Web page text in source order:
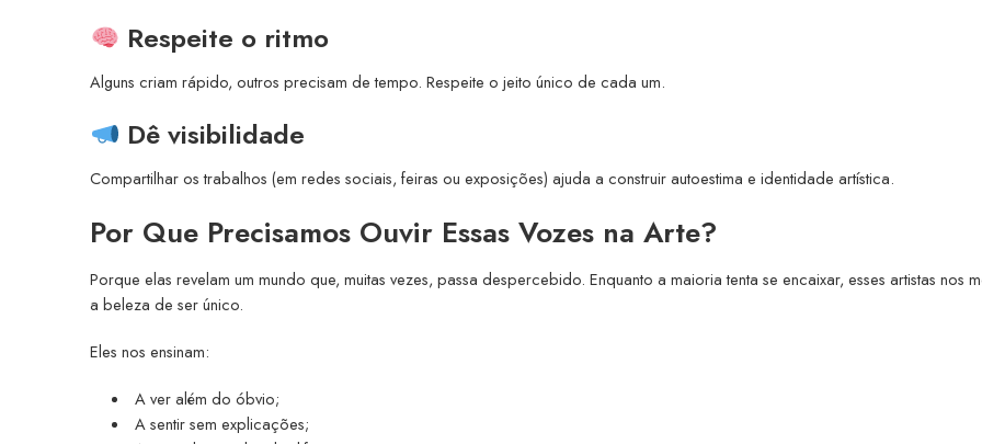
Respeite o ritmo
Alguns criam rápido, outros precisam de tempo. Respeite o jeito único de cada um.
Dê visibilidade
Compartilhar os trabalhos (em redes sociais, feiras ou exposições) ajuda a construir autoestima e identidade artística.
Por Que Precisamos Ouvir Essas Vozes na Arte?
Porque elas revelam um mundo que, muitas vezes, passa despercebido. Enquanto a maioria tenta se encaixar, esses artistas nos
a beleza de ser único.
Eles nos ensinam:
A ver além do óbvio;
A sentir sem explicações;